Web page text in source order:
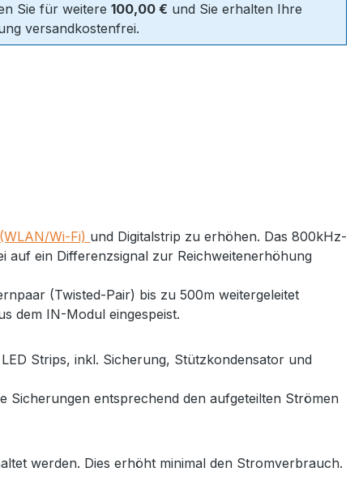
Sie für weitere 100,00 € und Sie erhalten Ihre
versandkostenfrei.
Wi-Fi) und Digitalstrip zu erhöhen. Das 800kHz-
auf ein Differenzsignal zur Reichweitenerhöhung
(Twisted-Pair) bis zu 500m weitergeleitet
dem IN-Modul eingespeist.
Strips, inkl. Sicherung, Stützkondensator und
Sicherungen entsprechend den aufgeteilten Strömen
werden. Dies erhöht minimal den Stromverbrauch.